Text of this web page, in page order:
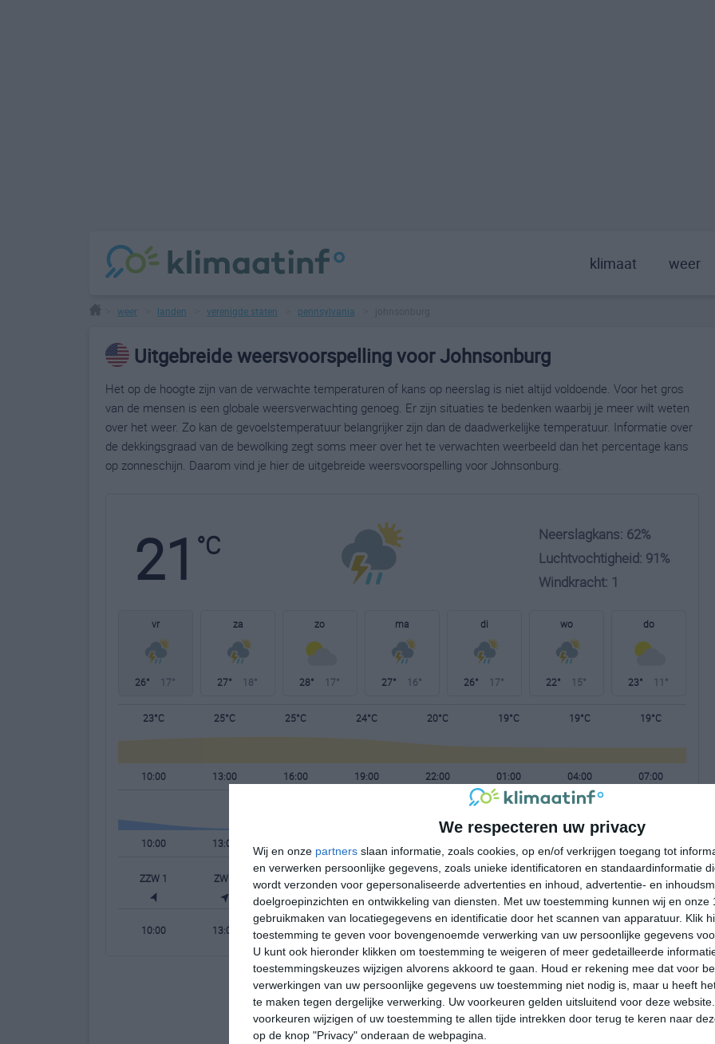
We respecteren uw privacy
Wij en onze partners slaan informatie, zoals cookies, op en/of verkrijgen toegang tot
en verwerken persoonlijke gegevens, zoals unieke identificatoren en standaardinformatie
wordt verzonden voor gepersonaliseerde advertenties en inhoud, advertentie- en
doelgroepinzichten en ontwikkeling van diensten.
Met uw toestemming kunnen wij en onze
gebruikmaken van locatiegegevens en identificatie door het scannen van apparatuur. Klik
toestemming te geven voor bovengenoemde verwerking van uw persoonlijke gegevens
U kunt ook hieronder klikken om toestemming te weigeren of meer gedetailleerde
toestemmingskeuzes wijzigen alvorens akkoord te gaan.
Houd er rekening mee dat voor
verwerkingen van uw persoonlijke gegevens uw toestemming niet nodig is, maar u heeft
te maken tegen dergelijke verwerking. Uw voorkeuren gelden uitsluitend voor deze
voorkeuren wijzigen of uw toestemming te allen tijde intrekken door terug te keren naar
op de knop "Privacy" onderaan de webpagina.
klimaat weer
weer landen verenigde staten pennsylvania
Uitgebreide weersvoorspelling voor Johnsonburg
Het op de hoogte zijn van de verwachte temperaturen of kans op neerslag is niet altijd voldoende. Voor het gros
van de mensen is een globale weersverwachting genoeg. Er zijn situaties te bedenken waarbij je meer wilt weten
over het weer. Zo kan de gevoelstemperatuur belangrijker zijn dan de daadwerkelijke temperatuur. Informatie over
de dekkingsgraad van de bewolking zegt soms meer over het te verwachten weerbeeld dan het percentage kans
op zonneschijn. Daarom vind je hier de uitgebreide weersvoorspelling voor Johnsonburg.
21 °C
Neerslagkans: 62%
Luchtvochtigheid: 91%
Windkracht: 1
vr
26° 17°
za
27° 18°
zo
28° 17°
ma
27° 16°
di
26° 17°
wo
22° 15°
do
23° 11°
23°C 25°C 25°C 24°C 20°C 19°C 19°C 19°C
10:00 13:00 16:00 19:00 22:00 01:00 04:00 07:00
10:00 13:00
ZZW 1 ZW 2 ZW 1 ZZW 0 ZZW 0 ZZW 1
10:00 13:00 16:00 01:00